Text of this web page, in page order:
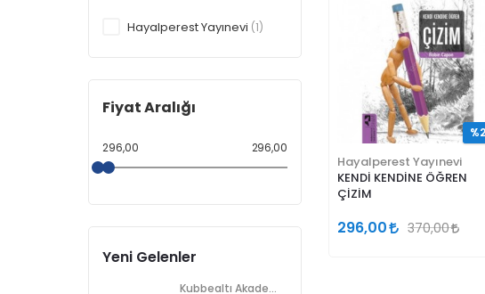
Hayalperest Yayınevi
KENDİ KENDİNE ÖĞREN
ÇİZİM
296,00 370,00
Hayalperest Yayınevi (1)
Fiyat Aralığı
296,00 296,00
Yeni Gelenler